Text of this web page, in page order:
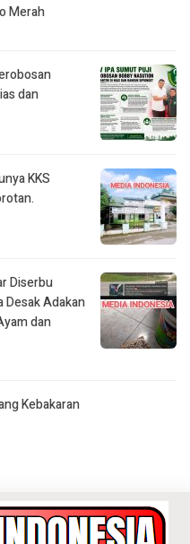
Merah
dan
KKS
Diserbu
Desak Adakan
dan
Kebakaran